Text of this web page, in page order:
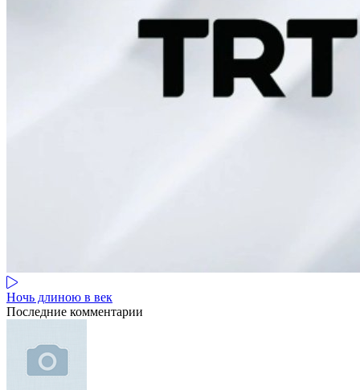
Ночь длиною в век
Последние комментарии